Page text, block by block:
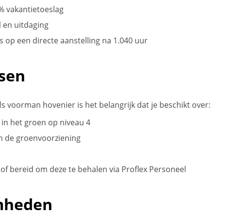
vakantietoeslag
en uitdaging
op een directe aanstelling na 1.040 uur
voorman hovenier is het belangrijk dat je beschikt over:
het groen op niveau 4
de groenvoorziening
of bereid om deze te behalen via Proflex Personeel